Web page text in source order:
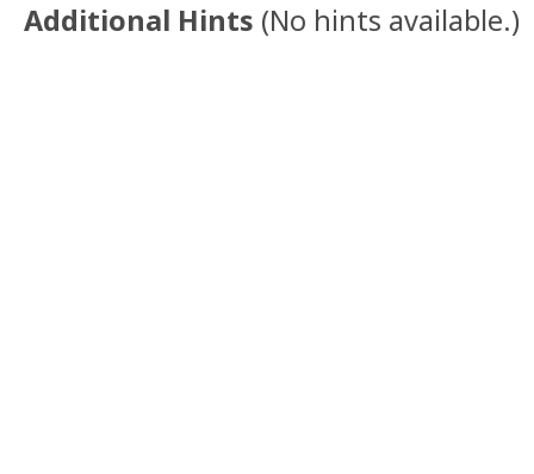
Additional Hints (No hints available.)